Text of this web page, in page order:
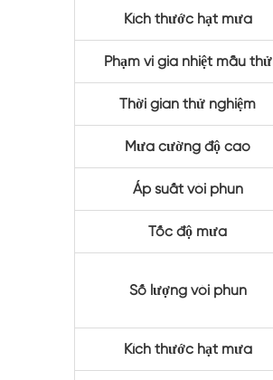
Kích thước hạt mưa
Phạm vi gia nhiệt mẫu thử
Thời gian thử nghiệm
Mưa cường độ cao
Áp suất vòi phun
Tốc độ mưa
Số lượng vòi phun
Kích thước hạt mưa